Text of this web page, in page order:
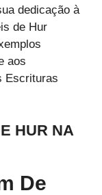
dedicação à
de Hur
aos
Escrituras
HUR NA
De